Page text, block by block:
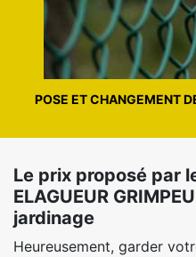
POSE ET CHANGEMENT
Le prix proposé par
ELAGUEUR
jardinage
Heureusement, garder